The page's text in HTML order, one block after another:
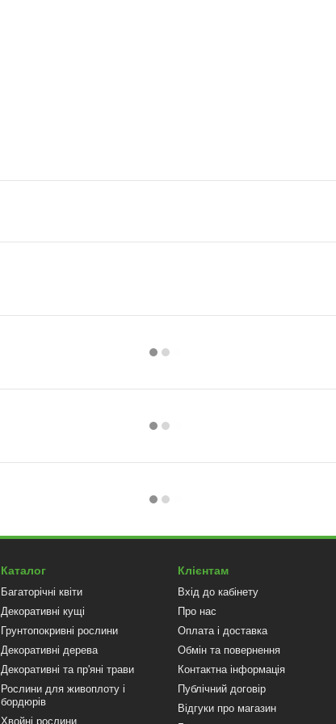
Каталог
Багаторічні квіти
Декоративні кущі
Грунтопокривні рослини
Декоративні дерева
Декоративні та пр'яні трави
Рослини для живоплоту і
бордюрів
Хвойні рослини
Клієнтам
Вхід до кабінету
Про нас
Оплата і доставка
Обмін та повернення
Контактна інформація
Публічний договір
Відгуки про магазин